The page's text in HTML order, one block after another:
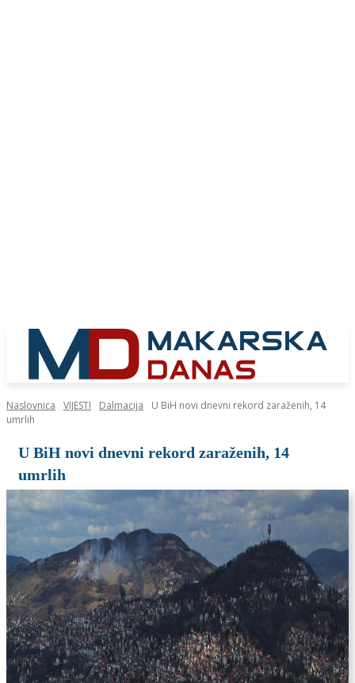
Naslovnica VIJESTI Dalmacija
U BiH novi dnevni rekord zaraženih, 14
umrlih
U BiH novi dnevni rekord zaraženih, 14
umrlih